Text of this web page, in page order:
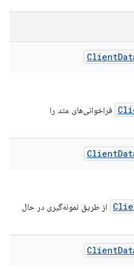
Client
فراخوانی‌های متد را
Client
از طریق نمونه‌گیری در حال
Client